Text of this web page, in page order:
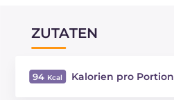
ZUTATEN
94 Kalorien pro Portion